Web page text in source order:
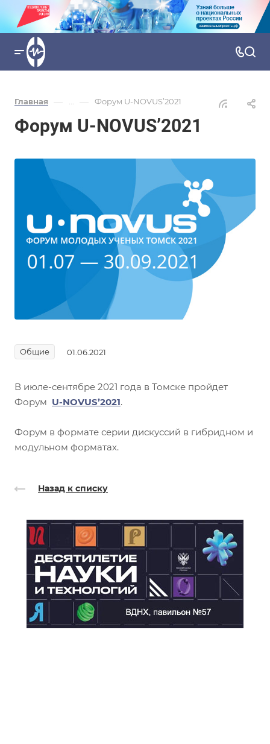
Главная — ... — Форум U-NOVUS’2021
Форум U-NOVUS’2021
Общие 01.06.2021
В июле-сентябре 2021 года в Томске пройдет
Форум U-NOVUS’2021.
Форум в формате серии дискуссий в гибридном и
модульном форматах.
Назад к списку